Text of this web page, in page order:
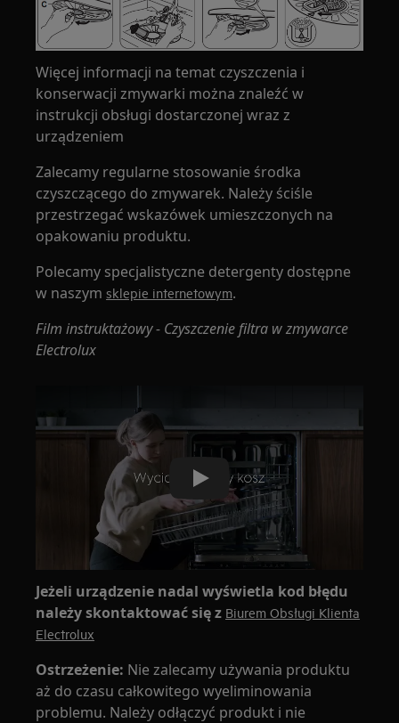
Więcej informacji na temat czyszczenia i
konserwacji zmywarki można znaleźć w
instrukcji obsługi dostarczonej wraz z
urządzeniem
Zalecamy regularne stosowanie środka
czyszczącego do zmywarek. Należy ściśle
przestrzegać wskazówek umieszczonych na
opakowaniu produktu.
Polecamy specjalistyczne detergenty dostępne
w naszymsklepie internetowym.
Film instruktażowy - Czyszczenie filtra w zmywarce
Electrolux
Play
Jeżeli urządzenie nadal wyświetla kod błędu
należy skontaktować się z Biurem Obsługi Klienta
Electrolux
Ostrzeżenie: Nie zalecamy używania produktu
aż do czasu całkowitego wyeliminowania
problemu. Należy odłączyć produkt i nie